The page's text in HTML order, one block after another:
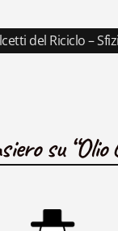
del Riciclo –
su “Olio